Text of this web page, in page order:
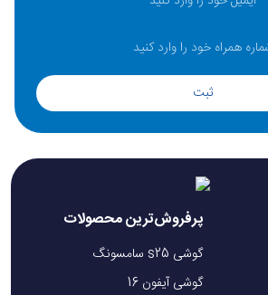
ثبت
پرفروش‌ترین محصولات
گوشی s25 سامسونگ
گوشی آیفون 16